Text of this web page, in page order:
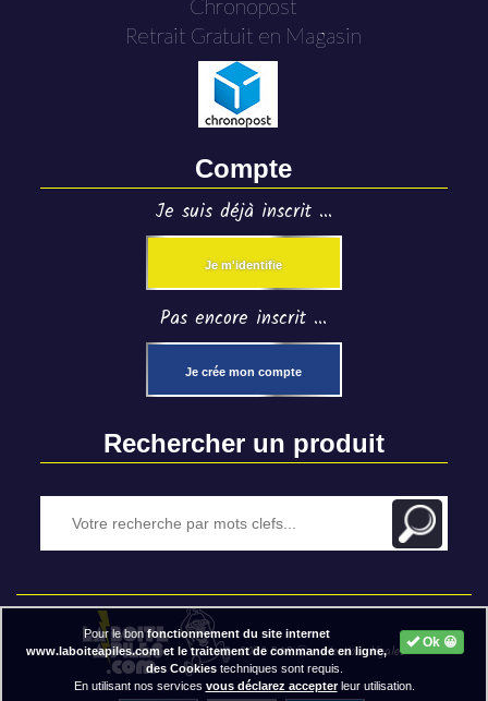
Chronopost
Retrait Gratuit en Magasin
Compte
Je suis déjà inscrit ...
Je m'identifie
Pas encore inscrit ...
Je crée mon compte
Rechercher un produit
2020 BAP ⓒ - Mentions légales
Ok 😀
Pour le bonfonctionnement du site internet
www.laboiteapiles.com et le traitement de commande en ligne,
des Cookiestechniques sont requis.
En utilisant nos services vous déclarez accepterleur utilisation.